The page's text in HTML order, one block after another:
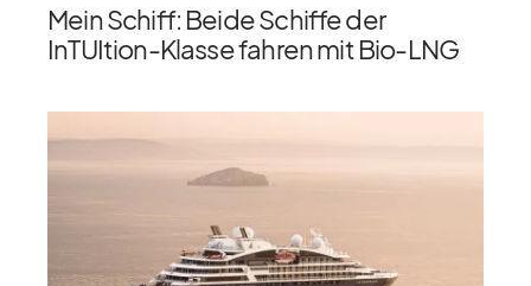
Mein Schiff: Beide Schiffe der
InTUItion-Klasse fahren mit Bio-LNG